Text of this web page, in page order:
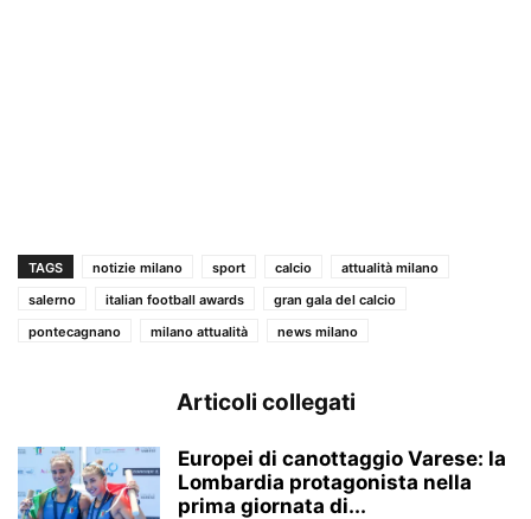
TAGS notizie milano sport calcio
attualità milano
salerno
italian football awards
gran gala del calcio
pontecagnano
milano attualità news milano
Articoli collegati
Europei di canottaggio Varese: la
Lombardia protagonista nella
prima giornata di...